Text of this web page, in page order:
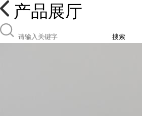
产品展厅
搜索